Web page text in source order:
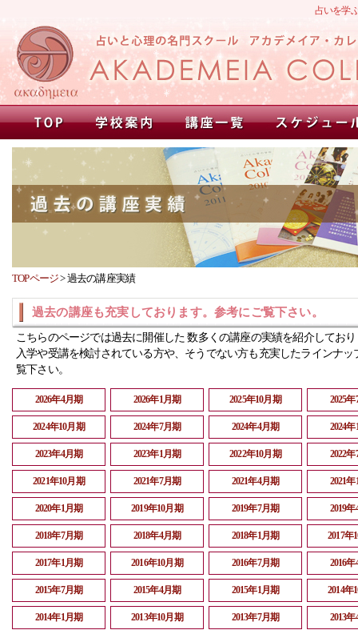
占いを学
TOPページ>過去の講座実績
過去の講座も充実しております。参考にご覧下さい。
こちらのページでは過去に開催した 数多くの講座の実績を紹介してお
入学や受講を検討されている方や、そうでない方も充実したラインナッ
覧下さい。
2026年4月期 2026年1月期 2025年10月期 2025
2024年10月期 2024年7月期 2024年4月期 2024
2023年4月期 2023年1月期 2022年10月期 2022
2021年10月期 2021年7月期 2021年4月期 2021
2020年1月期 2019年10月期 2019年7月期 2019
2018年7月期 2018年4月期 2018年1月期 2017年
2017年1月期 2016年10月期 2016年7月期 2016
2015年7月期 2015年4月期 2015年1月期 2014年
2014年1月期 2013年10月期 2013年7月期 2013